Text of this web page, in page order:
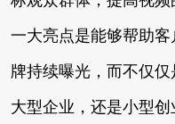
一大亮点是能够帮助
牌持续曝光，而不仅
大型企业，还是小型